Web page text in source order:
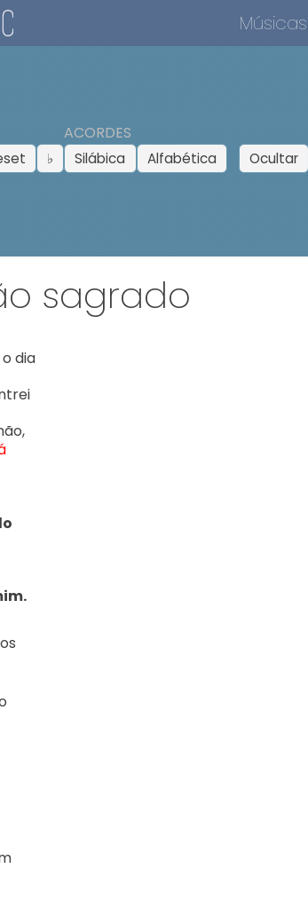
Músicas
♭
ACORDES
Silábica Alfabética Ocultar
sagrado